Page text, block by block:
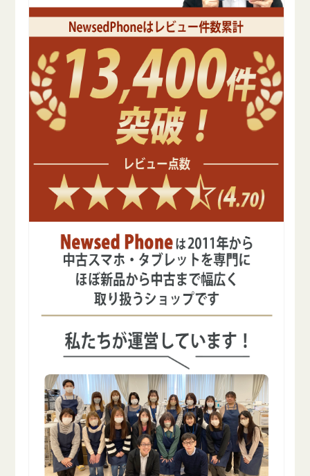
年
ラ
ン
ク
ド
コ
モ
を
減
ら
年
B
ラ
ン
ク
ド
コ
モ
の
を
や
す